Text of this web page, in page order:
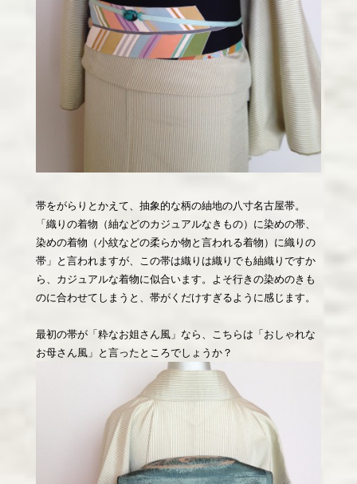
帯をがらりとかえて、抽象的な柄の紬地の八寸名古屋帯。
「織りの着物（紬などのカジュアルなきもの）に染めの帯、
染めの着物（小紋などの柔らか物と言われる着物）に織りの
帯」と言われますが、この帯は織りは織りでも紬織りですか
ら、カジュアルな着物に似合います。よそ行きの染めのきも
のに合わせてしまうと、帯がくだけすぎるように感じます。
最初の帯が「粋なお姐さん風」なら、こちらは「おしゃれな
お母さん風」と言ったところでしょうか？